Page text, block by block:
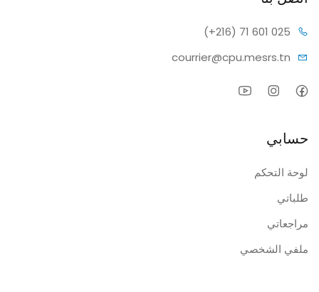
(+216) 71 601 025
courrier@cpu.mesrs.tn
حسابي
لوحة التحكم
طلباتي
مراجعاتي
ملفي الشخصي